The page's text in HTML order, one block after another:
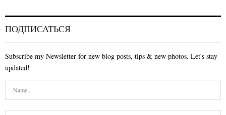
ПОДПИСАТЬСЯ
Subscribe my Newsletter for new blog posts, tips & new photos. Let's stay
updated!